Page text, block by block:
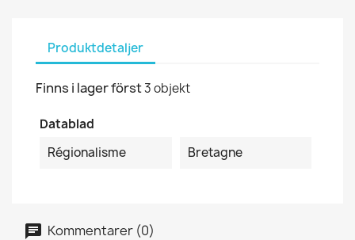
Produktdetaljer
Finns i lager först3 objekt
Datablad
Régionalisme
Bretagne
Kommentarer (0)